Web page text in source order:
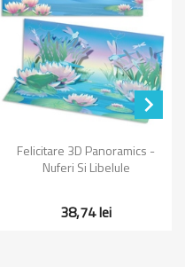
Felicitare 3D Panoramics -
Nuferi Si Libelule
38,74 lei
